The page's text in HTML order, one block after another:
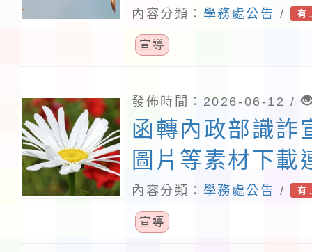
務教育訓練課程
照。
內容分類： 學務處公告 / 有
宣導
發佈時間：2026-06-12 /
函轉內政部識詐
圖片等素材下載
校配合加強宣導
內容分類： 學務處公告 / 有
宣導